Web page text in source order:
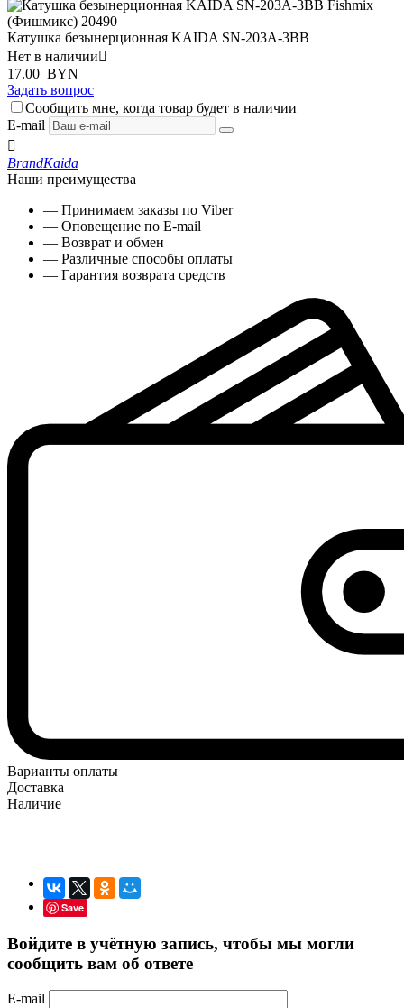
Катушка безынерционная KAIDA SN-203A-3BB
Нет в наличии
17.00 BYN
Задать вопрос
Сообщить мне, когда товар будет в наличии
E-mail

BrandKaida
Наши преимущества
— Принимаем заказы по Viber
— Оповещение по E-mail
— Возврат и обмен
— Различные способы оплаты
— Гарантия возврата средств
Варианты оплаты
Доставка
Наличие
Save
Войдите в учётную запись, чтобы мы могли
сообщить вам об ответе
E-mail